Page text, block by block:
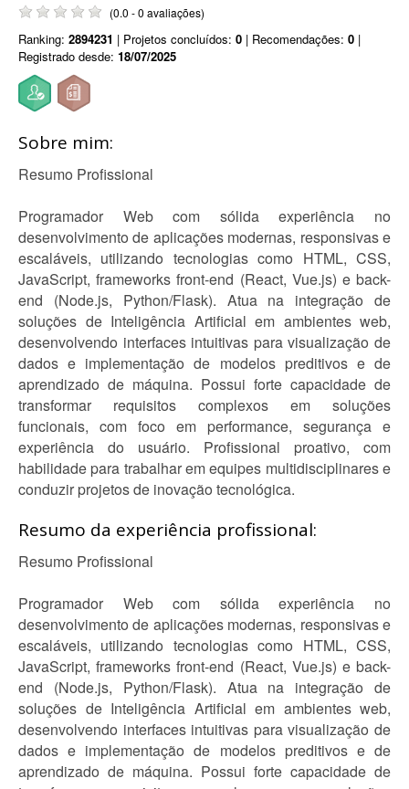
(0.0 - 0 avaliações)
Ranking: 2894231 | Projetos concluídos: 0 | Recomendações: 0 |
Registrado desde: 18/07/2025
Sobre mim:
Resumo Profissional
Programador Web com sólida experiência no
desenvolvimento de aplicações modernas, responsivas e
escaláveis, utilizando tecnologias como HTML, CSS,
JavaScript, frameworks front-end (React, Vue.js) e back-
end (Node.js, Python/Flask). Atua na integração de
soluções de Inteligência Artificial em ambientes web,
desenvolvendo interfaces intuitivas para visualização de
dados e implementação de modelos preditivos e de
aprendizado de máquina. Possui forte capacidade de
transformar requisitos complexos em soluções
funcionais, com foco em performance, segurança e
experiência do usuário. Profissional proativo, com
habilidade para trabalhar em equipes multidisciplinares e
conduzir projetos de inovação tecnológica.
Resumo da experiência profissional:
Resumo Profissional
Programador Web com sólida experiência no
desenvolvimento de aplicações modernas, responsivas e
escaláveis, utilizando tecnologias como HTML, CSS,
JavaScript, frameworks front-end (React, Vue.js) e back-
end (Node.js, Python/Flask). Atua na integração de
soluções de Inteligência Artificial em ambientes web,
desenvolvendo interfaces intuitivas para visualização de
dados e implementação de modelos preditivos e de
aprendizado de máquina. Possui forte capacidade de